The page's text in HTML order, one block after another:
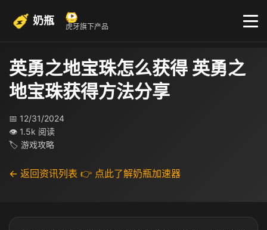
奶瓶 虎牙旗下产品
英勇之地宝珠怎么获得 英勇之
地宝珠获得方法分享
📅 12/31/2024
👁 1.5k 阅读
🏷 游戏攻略
← 返回资讯列表 👉 点此了解奶瓶加速器